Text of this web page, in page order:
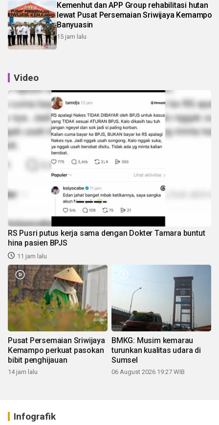
Kemenhut dan APP Group rehabilitasi hutan
lewat Pusat Persemaian Sriwijaya Kemampo
Banyuasin
15 jam lalu
Video
RS Pusri putus kerja sama dengan Dokter Tamara buntut
hina pasien BPJS
11 jam lalu
Pusat Persemaian Sriwijaya
Kemampo perkuat pasokan
bibit penghijauan
14 jam lalu
BMKG: Musim kemarau
turunkan kualitas udara di
Sumsel
06 August 2026 19:27 WIB
Infografik